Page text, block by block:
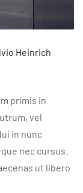
Heinrich
primis in
vel
in nunc
nec cursus.
ut libero